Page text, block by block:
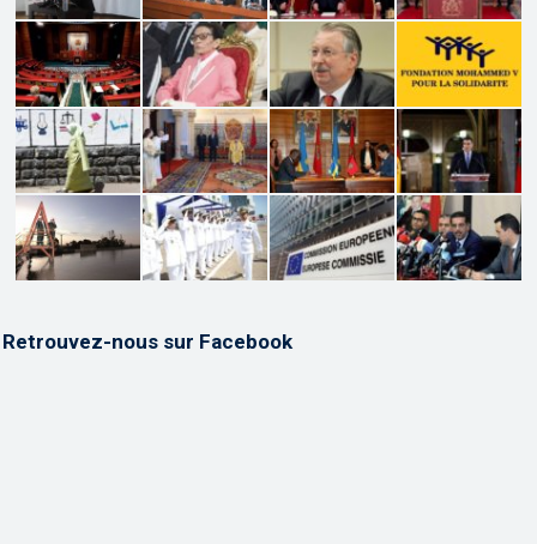
Retrouvez-nous sur Facebook